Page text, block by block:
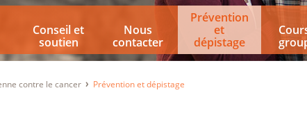
Conseil et
soutien
Nous
contacter
Prévention
et
dépistage
contre le cancer Prévention et dépistage